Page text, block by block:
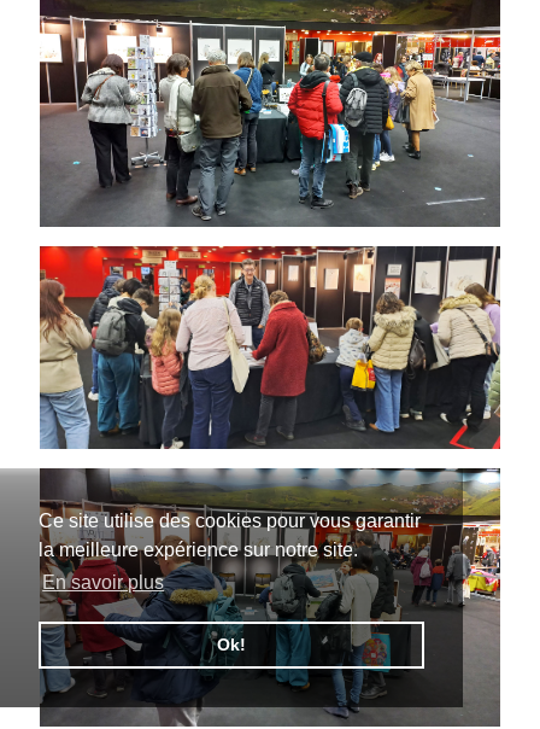
Ce site utilise des cookies pour vous garantir
la meilleure expérience sur notre site.
En savoir plus
Ok!